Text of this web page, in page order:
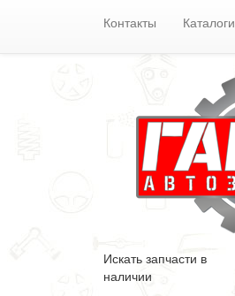
Контакты Каталоги
Искать запчасти в
наличии